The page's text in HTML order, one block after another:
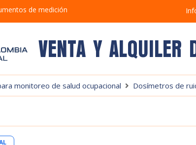
de medición
VENTA Y ALQUILER
monitoreo de salud ocupacional Dosímetros de